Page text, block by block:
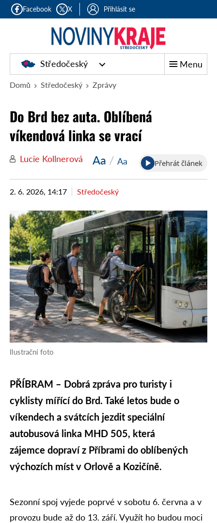
Facebook X Přihlásit se
Středočeský Menu
Domů Středočeský Zprávy
Do Brd bez auta. Oblíbená
víkendová linka se vrací
Lucie Kollnerová Aa / Aa Přehrát článek
2. 6. 2026, 14:17 Středočeský
Ilustrační foto
PŘÍBRAM – Dobrá zpráva pro turisty i
cyklisty mířící do Brd. Také letos bude o
víkendech a svátcích jezdit speciální
autobusová linka MHD 505, která
zájemce dopraví z Příbrami do oblíbených
výchozích míst v Orlově a Kozičíně.
Sezonní spoj vyjede poprvé v sobotu 6. června a v
provozu bude až do 13. září. Využít ho budou moci